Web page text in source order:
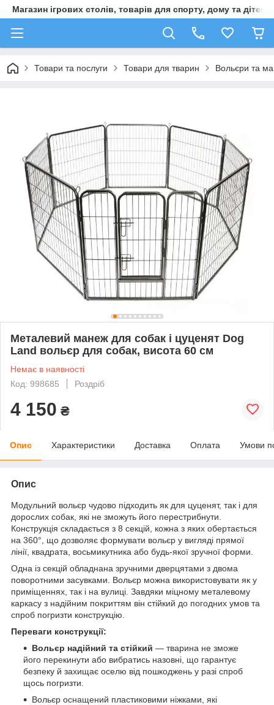
Магазин ігрових столів, товарів для спорту, дому та дітей
Товари та послуги Товари для тварин Вольєри та
Металевий манеж для собак і цуценят Dog
Land вольєр для собак, висота 60 см
Немає в наявності
Код: 998685
Роздріб
4 150 ₴
Опис Характеристики Доставка Оплата Умови
Опис
Модульний вольєр чудово підходить як для цуценят, так і для
дорослих собак, які не зможуть його перестрибнути.
Конструкція складається з 8 секцій, кожна з яких обертається
на 360°, що дозволяє формувати вольєр у вигляді прямої
лінії, квадрата, восьмикутника або будь-якої зручної форми.
Одна із секцій обладнана зручними дверцятами з двома
поворотними засувками. Вольєр можна використовувати як у
приміщеннях, так і на вулиці. Завдяки міцному металевому
каркасу з надійним покриттям він стійкий до погодних умов та
спроб погризти конструкцію.
Переваги конструкції:
Вольєр надійний та стійкий — тварина не зможе
його перекинути або вибратись назовні, що гарантує
безпеку й захищає оселю від пошкоджень у разі спроб
щось погризти.
Вольєр оснащений пластиковими ніжками, які